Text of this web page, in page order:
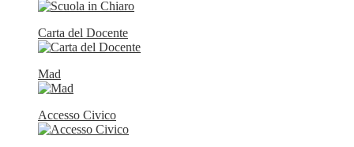
Carta del Docente
Mad
Accesso Civico